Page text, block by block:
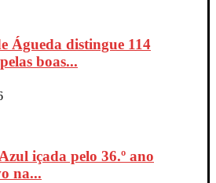
Águeda distingue 114
boas...
içada pelo 36.º ano
na...